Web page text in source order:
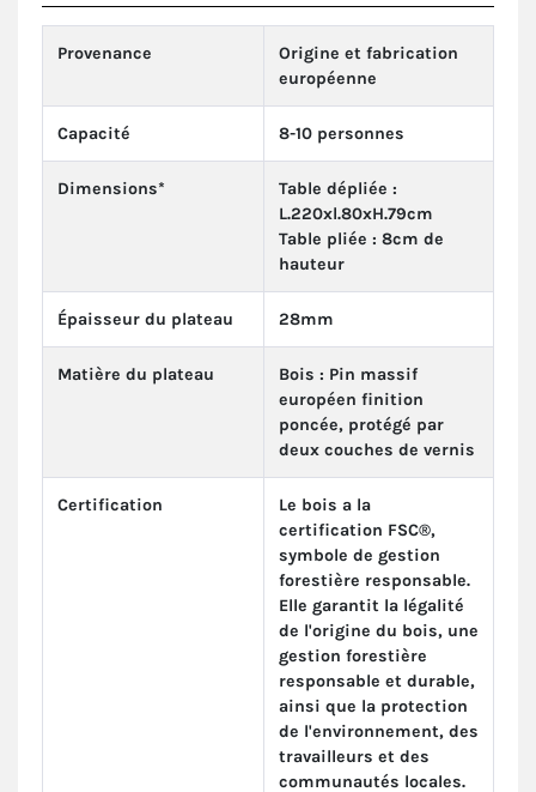
Provenance
Origine et fabrication
européenne
Capacité 8-10 personnes
Dimensions*
Table dépliée :
L.220xl.80xH.79cm
Table pliée : 8cm de
hauteur
Épaisseur du plateau 28mm
Matière du plateau
Bois : Pin massif
européen finition
poncée, protégé par
deux couches de vernis
Certification
Le bois a la
certification FSC®,
symbole de gestion
forestière responsable.
Elle garantit la légalité
de l'origine du bois, une
gestion forestière
responsable et durable,
ainsi que la protection
de l'environnement, des
travailleurs et des
communautés locales.